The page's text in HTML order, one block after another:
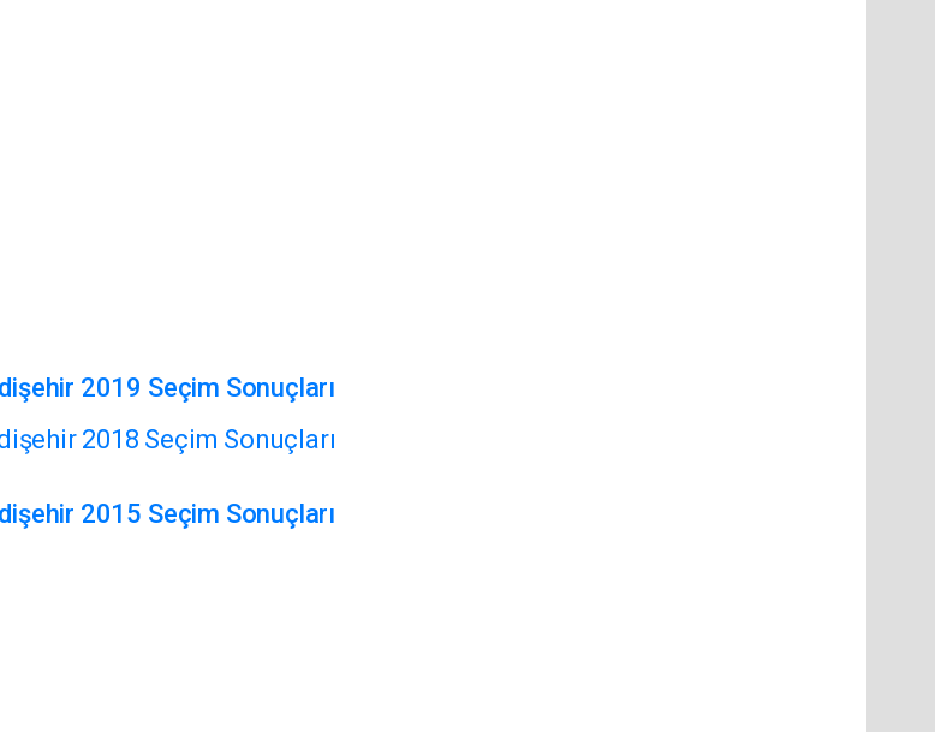
2019 Seçim Sonuçları
2018 Seçim Sonuçları
2015 Seçim Sonuçları